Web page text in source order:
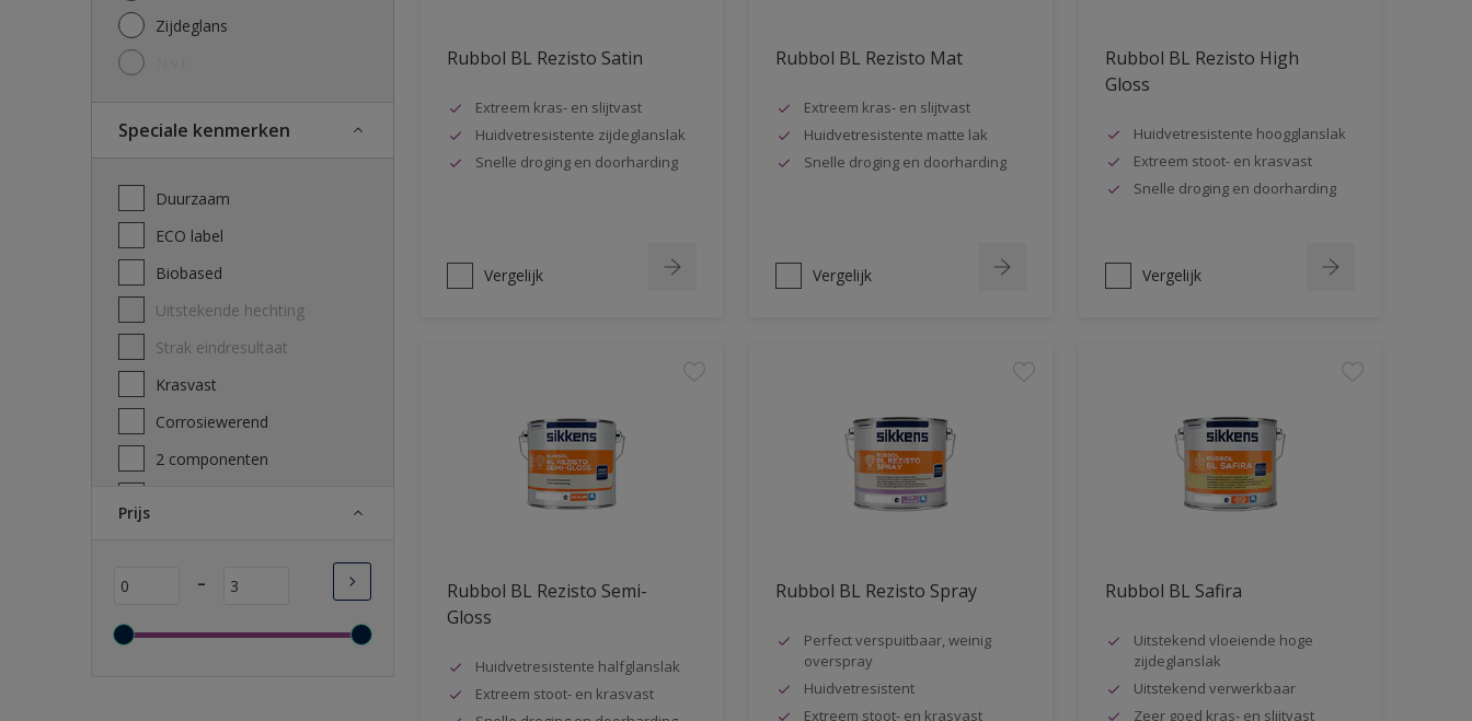
Zijdeglans
Speciale kenmerken
Duurzaam
ECO label
Biobased
Uitstekende hechting
Strak eindresultaat
Krasvast
Corrosiewerend
2 componenten
Wasbaar
Sneldrogend
Prijs
-
Rubbol BL Rezisto Satin
Extreem kras- en slijtvast
Huidvetresistente zijdeglanslak
Snelle droging en doorharding
Vergelijk
Rubbol BL Rezisto Mat
Extreem kras- en slijtvast
Huidvetresistente matte lak
Snelle droging en doorharding
Vergelijk
Rubbol BL Rezisto High
Gloss
Huidvetresistente hoogglanslak
Extreem stoot- en krasvast
Snelle droging en doorharding
Vergelijk
Rubbol BL Rezisto Semi-
Gloss
Huidvetresistente halfglanslak
Extreem stoot- en krasvast
Rubbol BL Rezisto Spray
Perfect verspuitbaar, weinig
overspray
Huidvetresistent
Extreem stoot- en krasvast
Rubbol BL Safira
Uitstekend vloeiende hoge
zijdeglanslak
Uitstekend verwerkbaar
Zeer goed kras- en slijtvast